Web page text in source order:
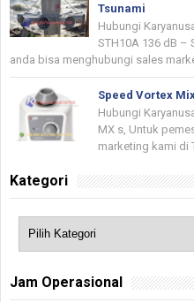
Tsunami
Hubungi
STH10A 136 dB –
anda bisa menghubungi sales
Speed Vortex
Hubungi
MX s, Untuk
marketing kami di
Kategori
Jam Operasional